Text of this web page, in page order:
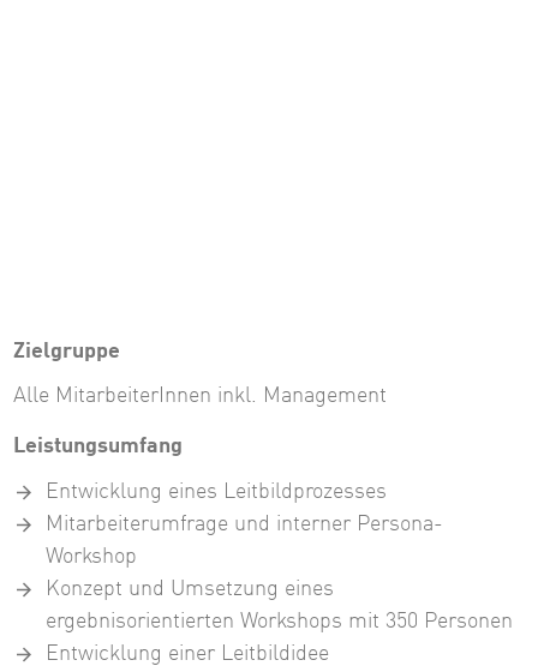
Zielgruppe
Alle MitarbeiterInnen inkl. Management
Leistungsumfang
Entwicklung eines Leitbildprozesses
Mitarbeiterumfrage und interner Persona-
Workshop
Konzept und Umsetzung eines
ergebnisorientierten Workshops mit 350 Personen
Entwicklung einer Leitbildidee